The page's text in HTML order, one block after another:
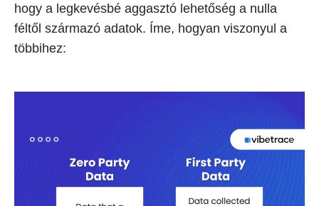
hogy a legkevésbé aggasztó lehetőség a nulla
féltől származó adatok. Íme, hogyan viszonyul a
többihez: